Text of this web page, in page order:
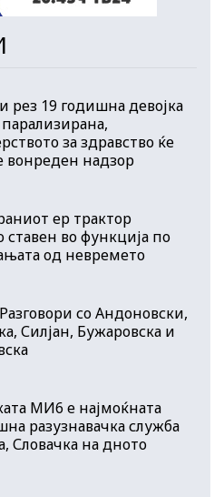
рез 19 годишна девојка
за здравство ќе
вонреден надзор
ер трактор
ставен во функција по
од невремето
со Андоновски,
Силјан, Бужаровска и
МИ6 е најмоќната
разузнавачка служба
Словачка на дното